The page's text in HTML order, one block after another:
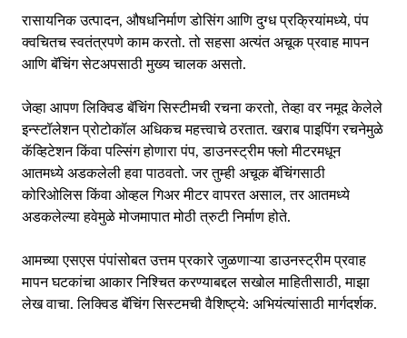
रासायनिक उत्पादन, औषधनिर्माण डोसिंग आणि दुग्ध प्रक्रियांमध्ये, पंप
क्वचितच स्वतंत्रपणे काम करतो. तो सहसा अत्यंत अचूक प्रवाह मापन
आणि बॅचिंग सेटअपसाठी मुख्य चालक असतो.
जेव्हा आपण लिक्विड बॅचिंग सिस्टीमची रचना करतो, तेव्हा वर नमूद केलेले
इन्स्टॉलेशन प्रोटोकॉल अधिकच महत्त्वाचे ठरतात. खराब पाइपिंग रचनेमुळे
कॅव्हिटेशन किंवा पल्सिंग होणारा पंप, डाउनस्ट्रीम फ्लो मीटरमधून
आतमध्ये अडकलेली हवा पाठवतो. जर तुम्ही अचूक बॅचिंगसाठी
कोरिओलिस किंवा ओव्हल गिअर मीटर वापरत असाल, तर आतमध्ये
अडकलेल्या हवेमुळे मोजमापात मोठी त्रुटी निर्माण होते.
आमच्या एसएस पंपांसोबत उत्तम प्रकारे जुळणाऱ्या डाउनस्ट्रीम प्रवाह
मापन घटकांचा आकार निश्चित करण्याबद्दल सखोल माहितीसाठी, माझा
लेख वाचा.लिक्विड बॅचिंग सिस्टमची वैशिष्ट्ये: अभियंत्यांसाठी मार्गदर्शक.